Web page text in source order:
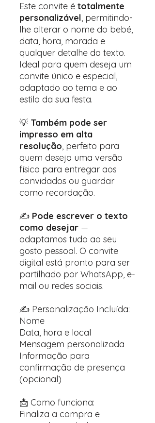
Este convite é totalmente
personalizável, permitindo-
lhe alterar o nome do bebé,
data, hora, morada e
qualquer detalhe do texto.
Ideal para quem deseja um
convite único e especial,
adaptado ao tema e ao
estilo da sua festa.
💡 Também pode ser
impresso em alta
resolução, perfeito para
quem deseja uma versão
física para entregar aos
convidados ou guardar
como recordação.
✍️ Pode escrever o texto
como desejar —
adaptamos tudo ao seu
gosto pessoal. O convite
digital está pronto para ser
partilhado por WhatsApp, e-
mail ou redes sociais.
✍️ Personalização Incluída:
Nome
Data, hora e local
Mensagem personalizada
Informação para
confirmação de presença
(opcional)
📩 Como funciona:
Finaliza a compra e